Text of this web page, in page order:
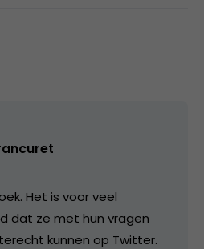
Het is voor veel
dat ze met hun vragen
kunnen op Twitter.